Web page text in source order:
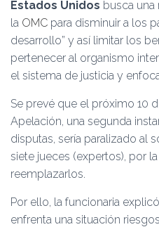
Estados Unidos busca
la OMC para disminuir a los
desarrollo” y así limitar los
pertenecer al organismo
el sistema de justicia y
Se prevé que el próximo 10
Apelación, una segunda
disputas, sería paralizado al
siete jueces (expertos), por
reemplazarlos.
Por ello, la funcionaria
enfrenta una situación